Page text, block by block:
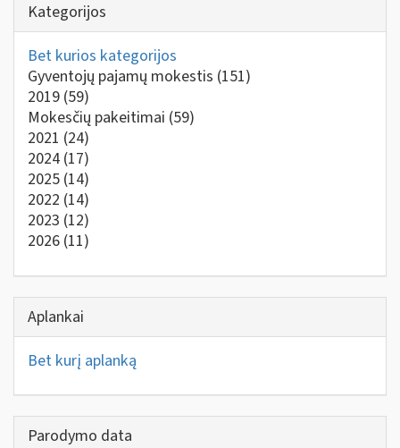
Kategorijos
Bet kurios kategorijos
Gyventojų pajamų mokestis (151)
2019 (59)
Mokesčių pakeitimai (59)
2021 (24)
2024 (17)
2025 (14)
2022 (14)
2023 (12)
2026 (11)
Aplankai
Bet kurį aplanką
Parodymo data